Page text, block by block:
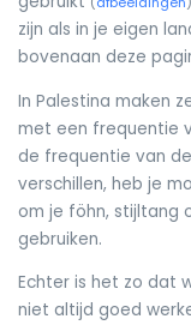
zijn als in je eigen
bovenaan deze
In Palestina maken
met een frequentie
de frequentie van
verschillen, heb je
om je föhn, stijltang
gebruiken.
Echter is het zo dat
niet altijd goed